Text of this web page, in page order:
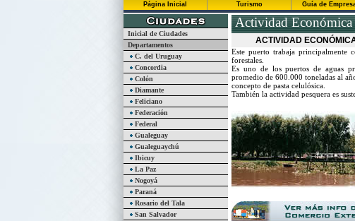
Página Inicial Turismo Guía de
Inicial de Ciudades
Departamentos
C. del Uruguay
Concordia
Colón
Diamante
Feliciano
Federación
Federal
Gualeguay
Gualeguaychú
Ibicuy
La Paz
Nogoyá
Paraná
Rosario del Tala
San Salvador
Actividad Económica
ACTIVIDAD
Este puerto trabaja principalmente
forestales.
Es uno de los puertos de aguas
promedio de 600.000 toneladas al
concepto de pasta celulósica.
También la actividad pesquera es